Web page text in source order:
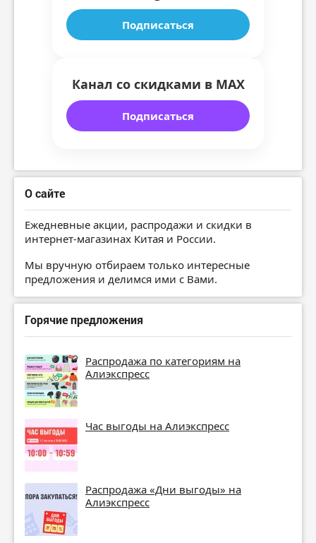
Подписаться
Канал со скидками в MAX
Подписаться
О сайте
Ежедневные акции, распродажи и скидки в
интернет-магазинах Китая и России.
Мы вручную отбираем только интересные
предложения и делимся ими с Вами.
Горячие предложения
Распродажа по категориям на
Алиэкспресс
Час выгоды на Алиэкспресс
Распродажа «Дни выгоды» на
Алиэкспресс